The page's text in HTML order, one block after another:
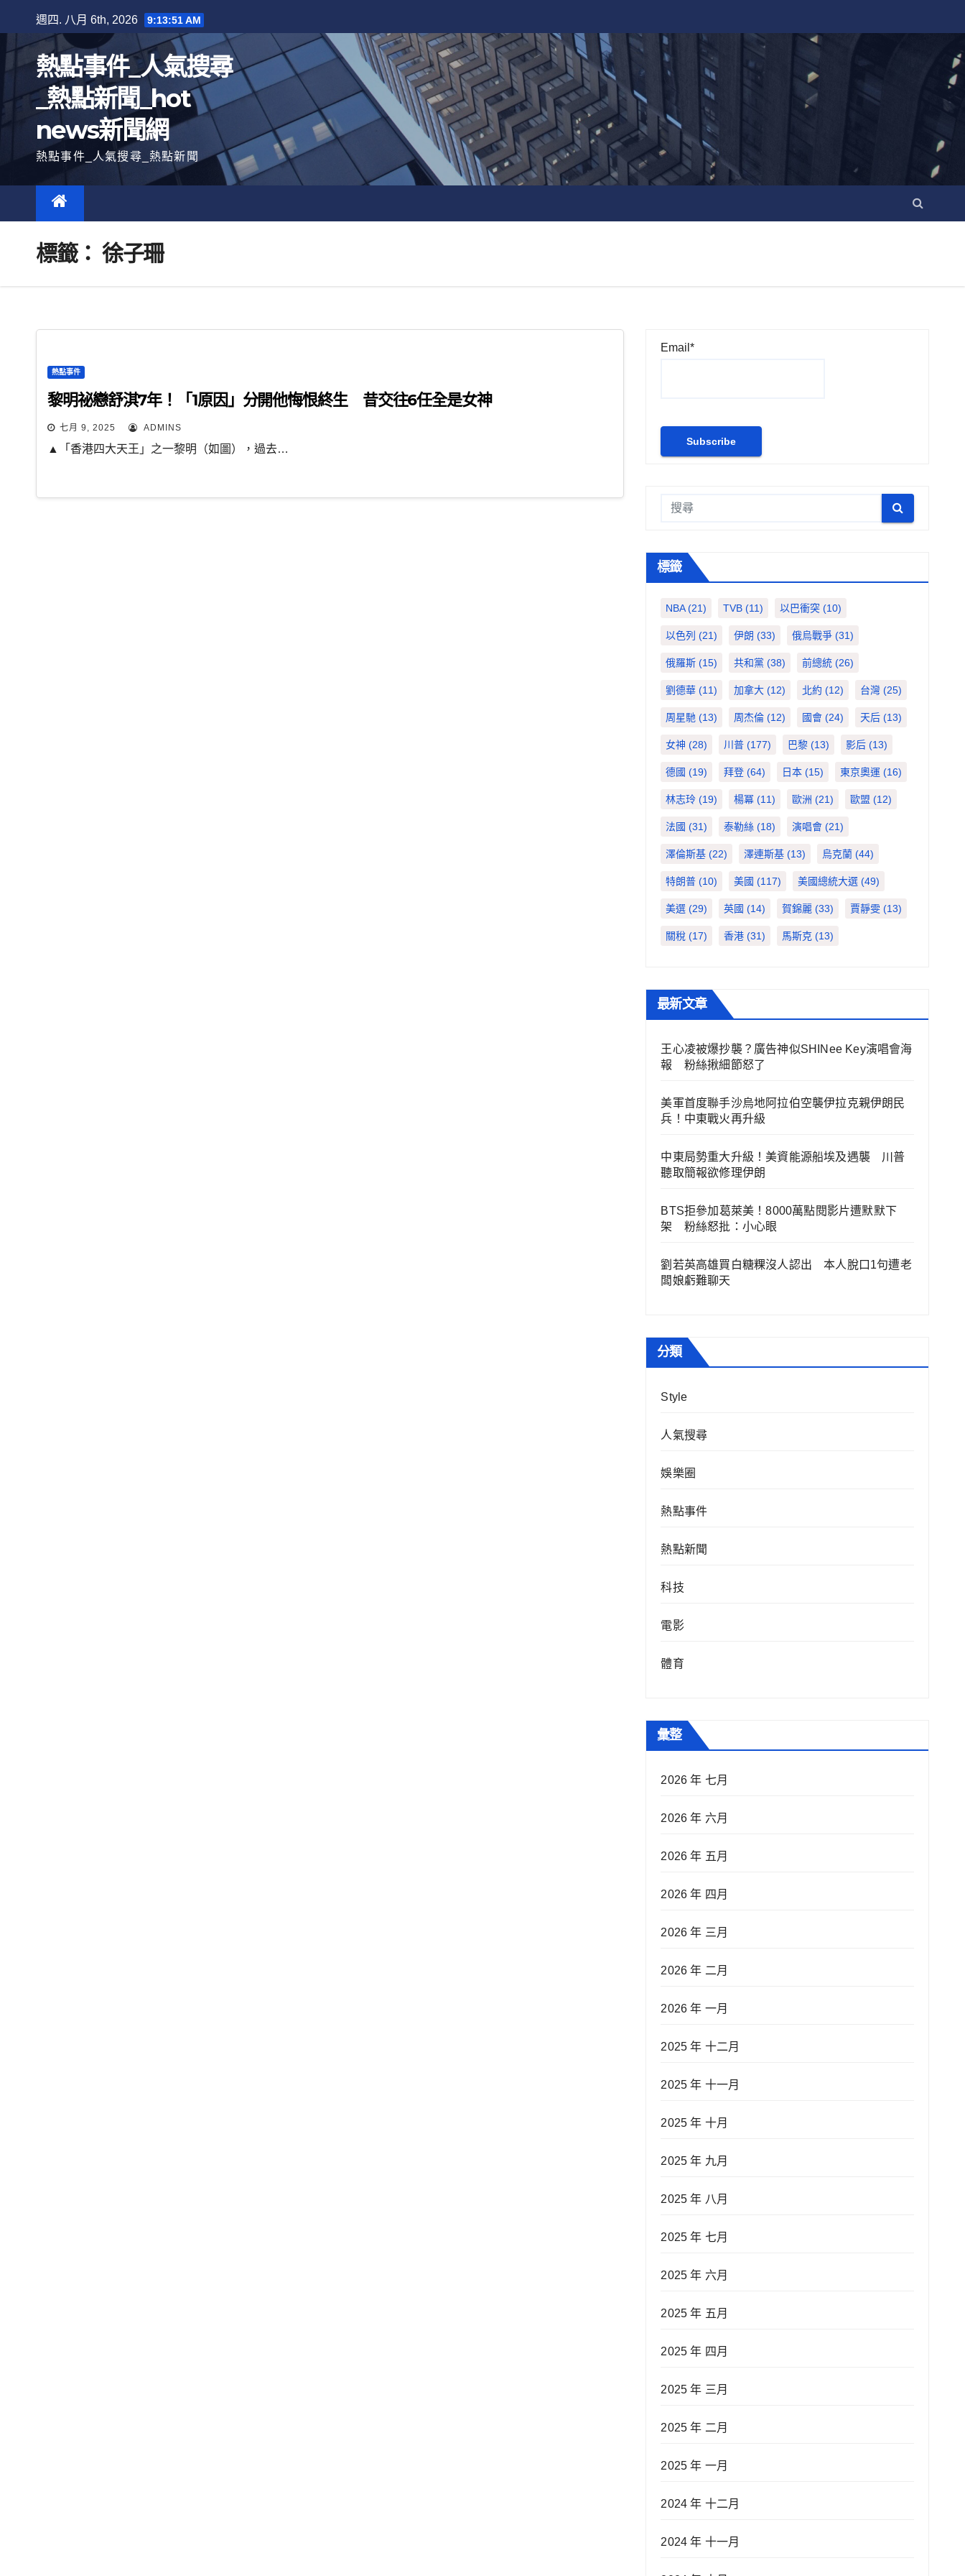
至
內
週四. 八月 6th, 2026 9:13:52 AM
熱點事件_人氣搜尋
_熱點新聞_hot
news新聞網
熱點事件_人氣搜尋_熱點新聞
標籤： 徐子珊
熱點事件
黎明祕戀舒淇7年！「1原因」分開他悔恨終生 昔交往6任全是女神
七月 9, 2025 ADMINS
▲「香港四大天王」之一黎明（如圖），過去…
Email*
標籤
NBA(21) TVB (11) 以巴衝突 (10)
以色列 (21) 伊朗 (33) 俄烏戰爭 (31)
俄羅斯 (15) 共和黨 (38) 前總統 (26)
劉德華 (11) 加拿大 (12) 北約 (12) 台灣 (25)
周星馳 (13) 周杰倫 (12) 國會 (24) 天后 (13)
女神 (28) 川普 (177) 巴黎 (13) 影后 (13)
德國 (19) 拜登 (64) 日本 (15) 東京奧運 (16)
林志玲 (19) 楊冪 (11) 歐洲 (21) 歐盟 (12)
法國 (31) 泰勒絲 (18) 演唱會 (21)
澤倫斯基 (22) 澤連斯基 (13) 烏克蘭 (44)
特朗普 (10) 美國 (117) 美國總統大選 (49)
美選 (29) 英國 (14) 賀錦麗 (33) 賈靜雯 (13)
關稅 (17) 香港 (31) 馬斯克 (13)
最新文章
王心凌被爆抄襲？廣告神似SHINee Key演唱會海
報 粉絲揪細節怒了
美軍首度聯手沙烏地阿拉伯空襲伊拉克親伊朗民
兵！中東戰火再升級
中東局勢重大升級！美資能源船埃及遇襲 川普
聽取簡報欲修理伊朗
BTS拒參加葛萊美！8000萬點閱影片遭默默下
架 粉絲怒批：小心眼
劉若英高雄買白糖粿沒人認出 本人脫口1句遭老
闆娘虧難聊天
分類
Style
人氣搜尋
娛樂圈
熱點事件
熱點新聞
科技
電影
體育
彙整
2026 年 七月
2026 年 六月
2026 年 五月
2026 年 四月
2026 年 三月
2026 年 二月
2026 年 一月
2025 年 十二月
2025 年 十一月
2025 年 十月
2025 年 九月
2025 年 八月
2025 年 七月
2025 年 六月
2025 年 五月
2025 年 四月
2025 年 三月
2025 年 二月
2025 年 一月
2024 年 十二月
2024 年 十一月